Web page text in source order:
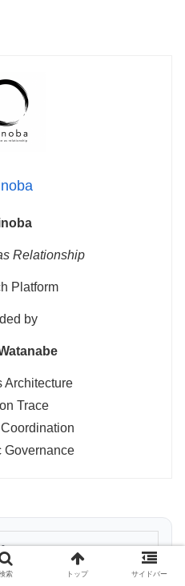
Relationship
Platform
by
Architecture
Trace
Governance
索 トップ サイドバー